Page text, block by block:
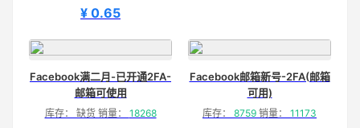
¥ 0.65
Facebook满二月-已开通2FA-
邮箱可使用
库存： 缺货 销量： 18268
Facebook邮箱新号-2FA(邮箱
可用)
库存： 8759 销量： 11173